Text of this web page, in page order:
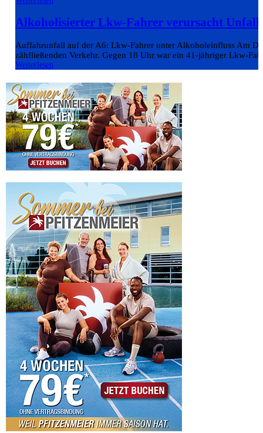
Alkoholisierter Lkw-Fahrer verursacht Unfall
Auffahrunfall auf der A6: Lkw-Fahrer unter Alkoholeinfluss Am
zähfließenden Verkehr. Gegen 18 Uhr war ein 41-jähriger Lkw-
Weiterlesen